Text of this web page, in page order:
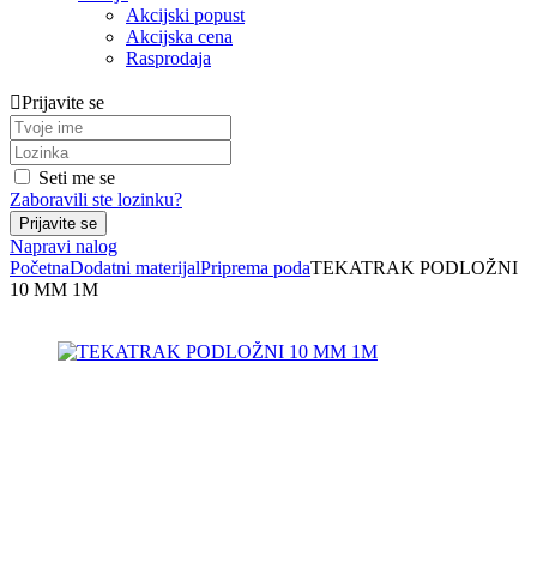
Akcijski popust
Akcijska cena
Rasprodaja
Prijavite se
Seti me se
Zaboravili ste lozinku?
Napravi nalog
PočetnaDodatni materijalPriprema podaTEKATRAK PODLOŽNI
10 MM 1M